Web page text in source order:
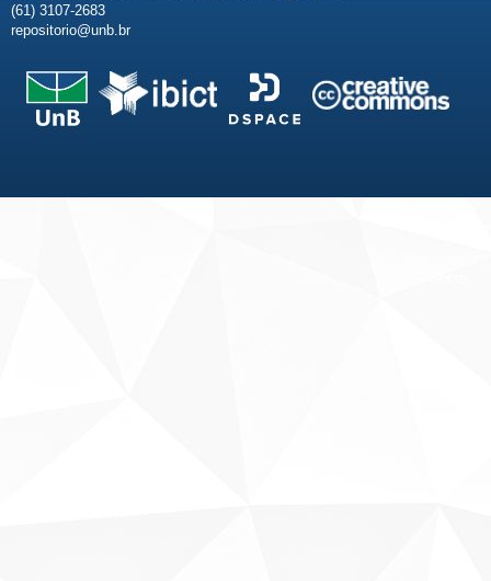
(61) 3107-2683
repositorio@unb.br